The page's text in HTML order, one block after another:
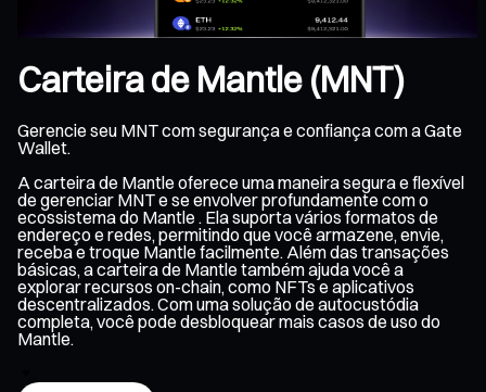
Carteira de Mantle (MNT)
Gerencie seu MNT com segurança e confiança com a Gate
Wallet.
A carteira de Mantle oferece uma maneira segura e flexível
de gerenciar MNT e se envolver profundamente com o
ecossistema do Mantle . Ela suporta vários formatos de
endereço e redes, permitindo que você armazene, envie,
receba e troque Mantle facilmente. Além das transações
básicas, a carteira de Mantle também ajuda você a
explorar recursos on-chain, como NFTs e aplicativos
descentralizados. Com uma solução de autocustódia
completa, você pode desbloquear mais casos de uso do
Mantle.